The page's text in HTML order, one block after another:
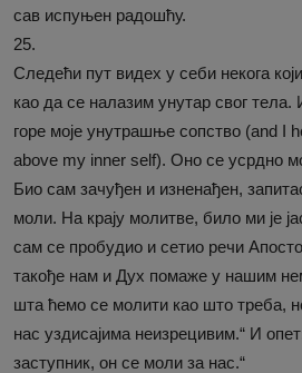
сав испуњен радошћу.
25.
Следећи пут видех у себи некога
као да се налазим унутар свог тела.
горе моје унутрашње сопство (and I
above my inner self). Оно се усрдно
Био сам зачуђен и изненађен,
моли. На крају молитве, било ми је
сам се пробудио и сетио речи
такође нам и Дух помаже у нашим
шта ћемо се молити као што треба,
нас уздисајима неизрецивим.“ И
заступник, он се моли за нас.“